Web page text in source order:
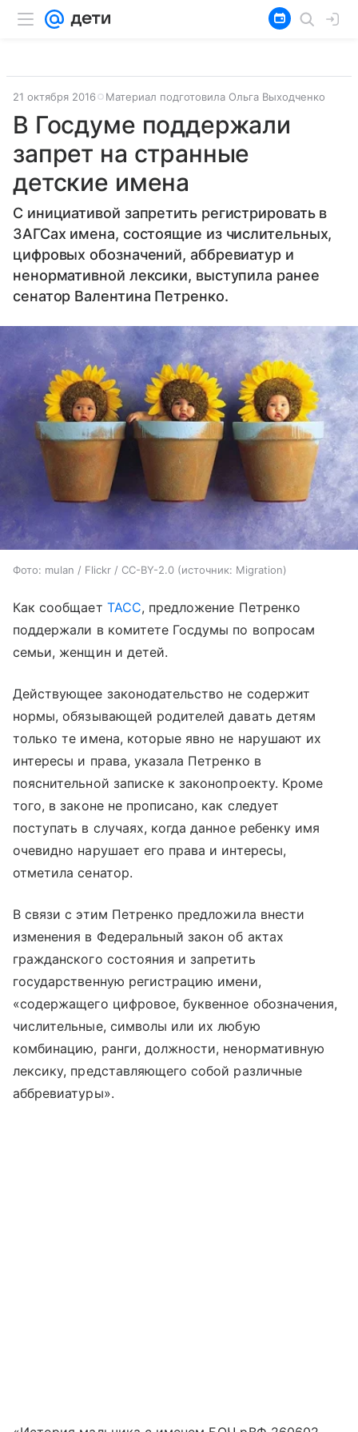
21 октября 2016 Материал подготовила Ольга Выходченко
В Госдуме поддержали
запрет на странные
детские имена
С инициативой запретить регистрировать в
ЗАГСах имена, состоящие из числительных,
цифровых обозначений, аббревиатур и
ненормативной лексики, выступила ранее
сенатор Валентина Петренко.
Фото: mulan / Flickr / CC-BY-2.0 источник: Migration
Как сообщает ТАСС, предложение Петренко
поддержали в комитете Госдумы по вопросам
семьи, женщин и детей.
Действующее законодательство не содержит
нормы, обязывающей родителей давать детям
только те имена, которые явно не нарушают их
интересы и права, указала Петренко в
пояснительной записке к законопроекту. Кроме
того, в законе не прописано, как следует
поступать в случаях, когда данное ребенку имя
очевидно нарушает его права и интересы,
отметила сенатор.
В связи с этим Петренко предложила внести
изменения в Федеральный закон об актах
гражданского состояния и запретить
государственную регистрацию имени,
«содержащего цифровое, буквенное обозначения,
числительные, символы или их любую
комбинацию, ранги, должности, ненормативную
лексику, представляющего собой различные
аббревиатуры».